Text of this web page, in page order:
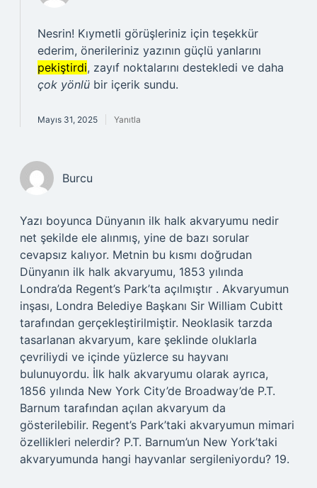
Nesrin! Kıymetli görüşleriniz için teşekkür
ederim, önerileriniz yazının güçlü yanlarını
pekiştirdi, zayıf noktalarını destekledi ve daha
çok yönlü bir içerik sundu.
Mayıs 31, 2025 Yanıtla
Burcu
Yazı boyunca Dünyanın ilk halk akvaryumu nedir
net şekilde ele alınmış, yine de bazı sorular
cevapsız kalıyor. Metnin bu kısmı doğrudan
Dünyanın ilk halk akvaryumu, 1853 yılında
Londra’da Regent’s Park’ta açılmıştır . Akvaryumun
inşası, Londra Belediye Başkanı Sir William Cubitt
tarafından gerçekleştirilmiştir. Neoklasik tarzda
tasarlanan akvaryum, kare şeklinde oluklarla
çevriliydi ve içinde yüzlerce su hayvanı
bulunuyordu. İlk halk akvaryumu olarak ayrıca,
1856 yılında New York City’de Broadway’de P.T.
Barnum tarafından açılan akvaryum da
gösterilebilir. Regent’s Park’taki akvaryumun mimari
özellikleri nelerdir? P.T. Barnum’un New York’taki
akvaryumunda hangi hayvanlar sergileniyordu? 19.